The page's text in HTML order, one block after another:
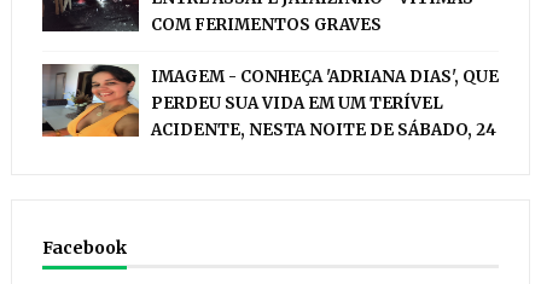
COM FERIMENTOS GRAVES
IMAGEM - CONHEÇA 'ADRIANA DIAS', QUE
PERDEU SUA VIDA EM UM TERÍVEL
ACIDENTE, NESTA NOITE DE SÁBADO, 24
Facebook